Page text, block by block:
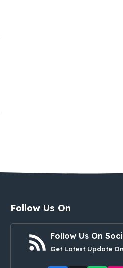
Follow Us On
Follow Us On
Get Latest Update